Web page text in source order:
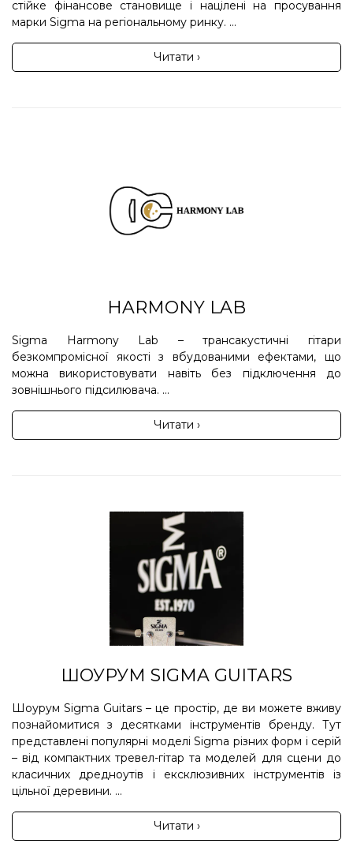
стійке фінансове становище і націлені на просування
марки Sigma на регіональному ринку. ...
Читати ›
HARMONY LAB
Sigma Harmony Lab – трансакустичні гітари
безкомпромісної якості з вбудованими ефектами, що
можна використовувати навіть без підключення до
зовнішнього підсилювача. ...
Читати ›
ШОУРУМ SIGMA GUITARS
Шоурум Sigma Guitars – це простір, де ви можете вживу
познайомитися з десятками інструментів бренду. Тут
представлені популярні моделі Sigma різних форм і серій
– від компактних тревел-гітар та моделей для сцени до
класичних дредноутів і ексклюзивних інструментів із
цільної деревини. ...
Читати ›